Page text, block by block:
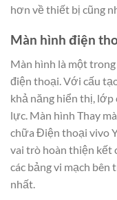
hơn về thiết bị cũng
Màn hình điện
Màn hình là một
điện thoại. Với cấu
khả năng hiển thị,
lực. Màn hình Thay
chữa Điện thoại vivo
vai trò hoàn thiện kết
các bảng vi mạch
nhất.